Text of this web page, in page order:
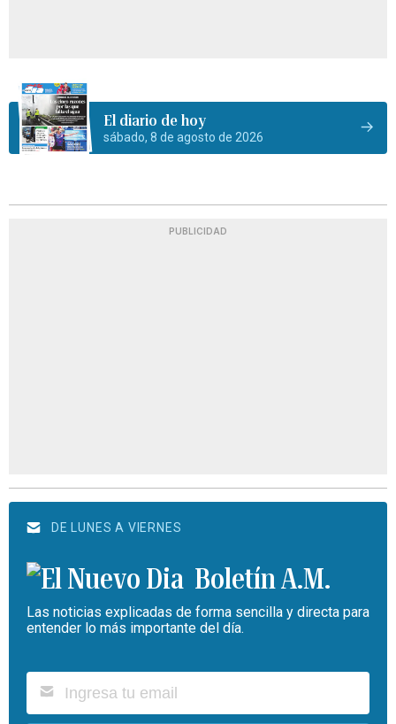
El diario de hoy
sábado, 8 de agosto de 2026
PUBLICIDAD
DE LUNES A VIERNES
Boletín A.M.
Las noticias explicadas de forma sencilla y directa para
entender lo más importante del día.